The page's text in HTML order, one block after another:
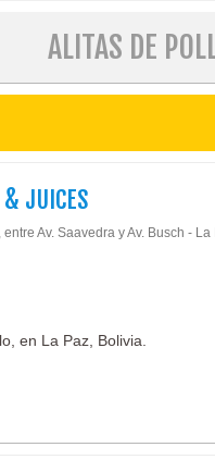
ALITAS DE
& JUICES
Av. Saavedra y Av. Busch - La
en La Paz, Bolivia.